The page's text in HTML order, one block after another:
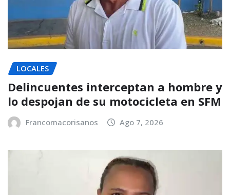
LOCALES
Delincuentes interceptan a hombre y
lo despojan de su motocicleta en SFM
Francomacorisanos Ago 7, 2026